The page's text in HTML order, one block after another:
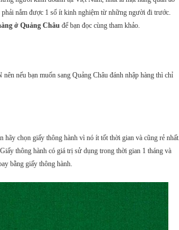
nắm được 1 số ít kinh nghiệm từ những người đi trước.
ở Quảng Châu để bạn đọc cùng tham khảo.
nếu bạn muốn sang Quảng Châu đánh nhập hàng thì chỉ
chọn giấy thông hành vì nó ít tốt thời gian và cũng rẻ nhất.
thông hành có giá trị sử dụng trong thời gian 1 tháng và
bằng giấy thông hành.